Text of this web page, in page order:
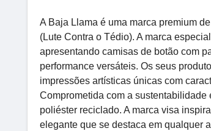
A Baja Llama é uma marca premium
(Lute Contra o Tédio). A marca
apresentando camisas de botão com
performance versáteis. Os seus
impressões artísticas únicas com
Comprometida com a
poliéster reciclado. A marca visa
elegante que se destaca em qualquer